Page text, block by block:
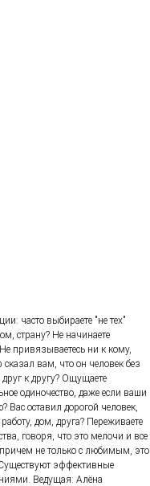
часто выбираете "не тех"
страну? Не начинаете
привязываетесь ни к кому,
вам, что он человек без
к другу? Ощущаете
одиночество, даже если ваши
Вас оставил дорогой человек,
дом, друга? Переживаете
говоря, что это мелочи и все
не только с любимым, это
эффективные
Ведущая: Алёна